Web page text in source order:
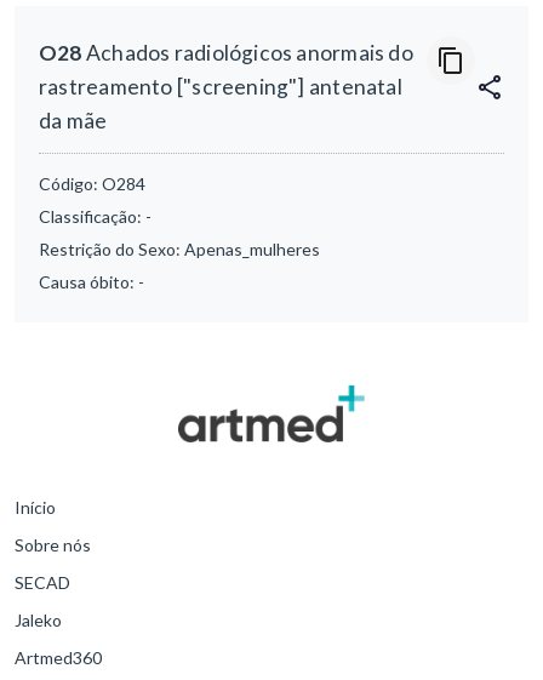
O28Achados radiológicos anormais do
rastreamento ["screening"] antenatal
da mãe
Código: O284
Classificação: -
Restrição do Sexo: Apenas_mulheres
Causa óbito: -
Início
Sobre nós
SECAD
Jaleko
Artmed360